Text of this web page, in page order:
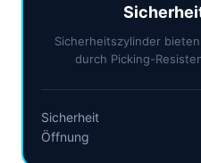
Sicherheitszylinder
durch Picking-
Sicherheit
Öffnung